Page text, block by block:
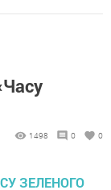
1498 0 0